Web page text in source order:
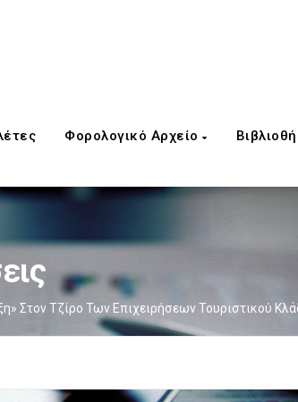
Φορολογικό Αρχείο
Στον Τζίρο Των Επιχειρήσεων Τουριστικού